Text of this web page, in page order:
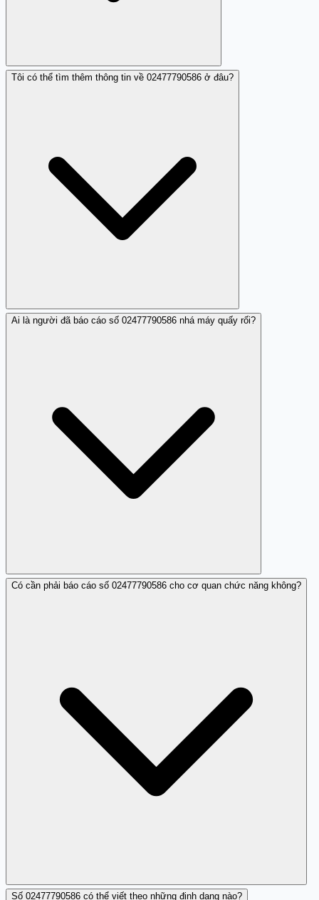
Có khả năng bạn có thể để lộ thông tin cá nhân và bị lợi
Tôi có thể tìm thêm thông tin về 02477790586 ở đâu?
Trang Trắng là nơi bạn có thể tìm hiểu thêm thông tin về
Ai là người đã báo cáo số 02477790586 nhá máy quấy rối?
Nhiều người dùng đã vào báo cáo trên các diễn đàn
Có cần phải báo cáo số 02477790586 cho cơ quan chức năng không?
Số 02477790586 có thể viết theo những định dạng nào?